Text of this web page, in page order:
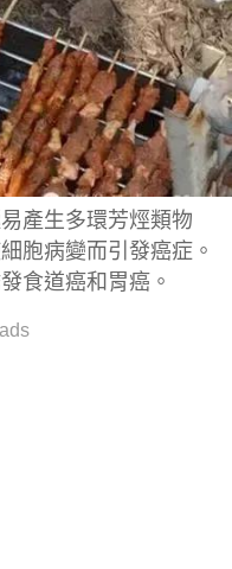
產生多環芳烴類物
胞病變而引發癌症。
食道癌和胃癌。